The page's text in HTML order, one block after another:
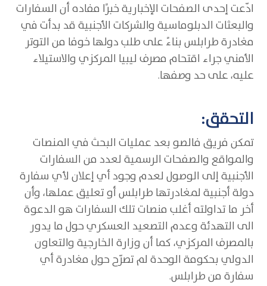
ادّعت إحدى الصفحات الإخبارية خبرًا مفاده أن السفارات
والبعثات الدبلوماسية والشركات الأجنبية قد بدأت في
مغادرة طرابلس بناءً على طلب دولها خوفا من التوتر
الأمني جراء اقتحام مصرف ليبيا المركزي والاستيلاء
عليه، على حد وصفها.
التحقق:
تمكن فريق فالصو بعد عمليات البحث في المنصات
والمواقع والصفحات الرسمية لعدد من السفارات
الأجنبية إلى الوصول لعدم وجود أي إعلان لأي سفارة
دولة أجنبية لمغادرتها طرابلس أو تعليق عملها، وأن
أخر ما تداولته أغلب منصات تلك السفارات هو الدعوة
الى التهدئة وعدم التصعيد العسكري حول ما يدور
بالمصرف المركزي، كما أن وزارة الخارجية والتعاون
الدولي بحكومة الوحدة لم تصرّح حول مغادرة أي
سفارة من طرابلس.